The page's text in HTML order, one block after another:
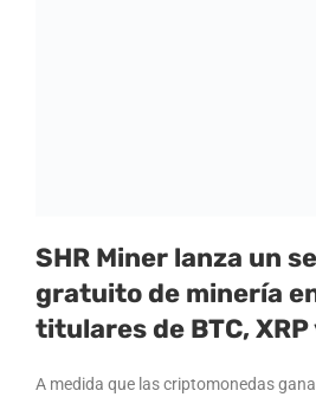
SHR Miner lanza un
gratuito de minería
titulares de BTC, XRP
A medida que las criptomonedas